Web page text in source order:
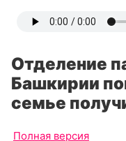
Отделение
Башкирии
семье
Полная версия